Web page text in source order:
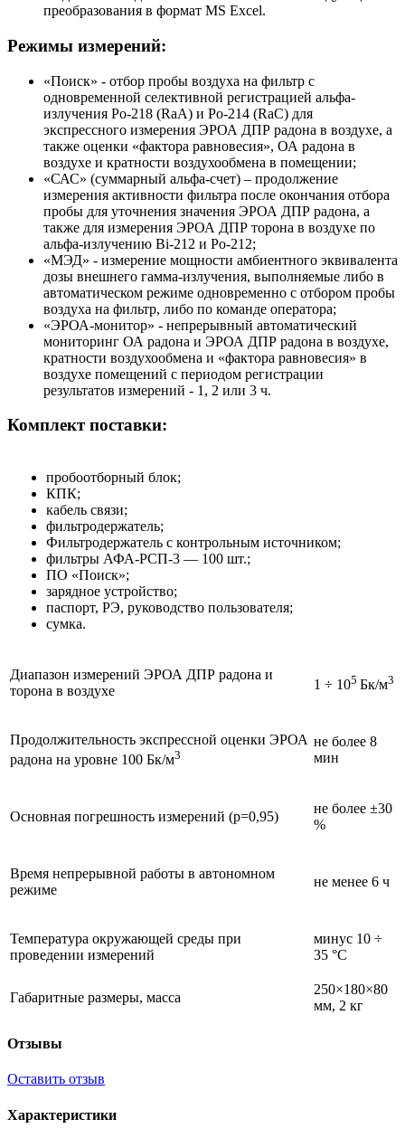
преобразования в формат MS Excel.
Режимы измерений:
«Поиск» - отбор пробы воздуха на фильтр с
одновременной селективной регистрацией альфа-
излучения Ро-218 (RaA) и Ро-214 (RaC) для
экспрессного измерения ЭРОА ДПР радона в воздухе, а
также оценки «фактора равновесия», ОА радона в
воздухе и кратности воздухообмена в помещении;
«САС» (суммарный альфа-счет) – продолжение
измерения активности фильтра после окончания отбора
пробы для уточнения значения ЭРОА ДПР радона, а
также для измерения ЭРОА ДПР торона в воздухе по
альфа-излучению Bi-212 и Po-212;
«МЭД» - измерение мощности амбиентного эквивалента
дозы внешнего гамма-излучения, выполняемые либо в
автоматическом режиме одновременно с отбором пробы
воздуха на фильтр, либо по команде оператора;
«ЭРОА-монитор» - непрерывный автоматический
мониторинг ОА радона и ЭРОА ДПР радона в воздухе,
кратности воздухообмена и «фактора равновесия» в
воздухе помещений с периодом регистрации
результатов измерений - 1, 2 или 3 ч.
Комплект поставки:
пробоотборный блок;
КПК;
кабель связи;
фильтродержатель;
Фильтродержатель с контрольным источником;
фильтры АФА-РСП-3 — 100 шт.;
ПО «Поиск»;
зарядное устройство;
паспорт, РЭ, руководство пользователя;
сумка.
Диапазон измерений ЭРОА ДПР радона и
торона в воздухе
1 ÷ 105 Бк/м3
Продолжительность экспрессной оценки ЭРОА
радона на уровне 100 Бк/м3
не более 8
мин
Основная погрешность измерений (р=0,95)
не более ±30
%
Время непрерывной работы в автономном
режиме
не менее 6 ч
Температура окружающей среды при
проведении измерений
минус 10 ÷
35 °С
Габаритные размеры, масса
250×180×80
мм, 2 кг
Отзывы
Оставить отзыв
Характеристики